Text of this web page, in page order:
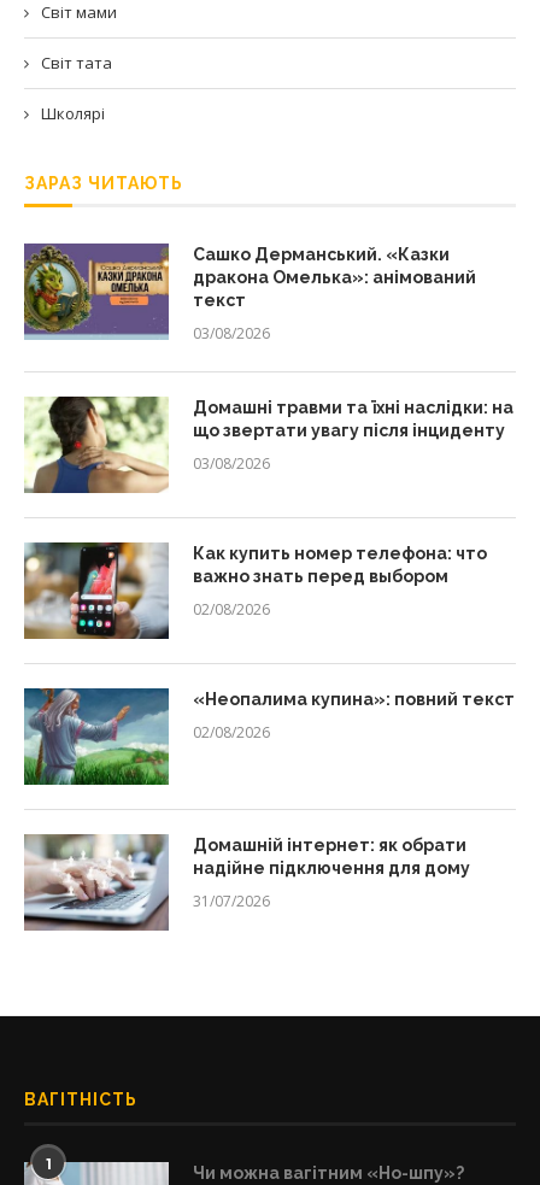
Світ мами
Світ тата
Школярі
ЗАРАЗ ЧИТАЮТЬ
Сашко Дерманський. «Казки
дракона Омелька»: анімований
текст
03/08/2026
Домашні травми та їхні наслідки: на
що звертати увагу після інциденту
03/08/2026
Как купить номер телефона: что
важно знать перед выбором
02/08/2026
«Неопалима купина»: повний текст
02/08/2026
Домашній інтернет: як обрати
надійне підключення для дому
31/07/2026
ВАГІТНІСТЬ
1 Чи можна вагітним «Но-шпу»?